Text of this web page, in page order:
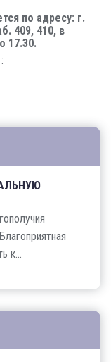
по адресу: г.
409, 410, в
17.30.
к...